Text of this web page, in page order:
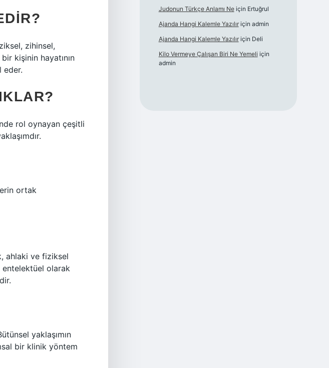
zihinsel,
kişinin hayatının
eder.
rol oynayan çeşitli
ortak
ahlaki ve fiziksel
olarak
yaklaşımın
bir klinik yöntem
Judonun Türkçe Anlamı Neiçin Ertuğrul
Ajanda Hangi Kalemle Yazılıriçin admin
Ajanda Hangi Kalemle Yazılıriçin Deli
Kilo Vermeye Çalışan Biri Ne Yemeli için
admin